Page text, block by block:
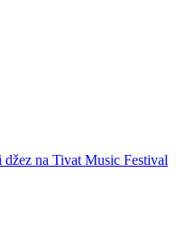
na Tivat Music Festival